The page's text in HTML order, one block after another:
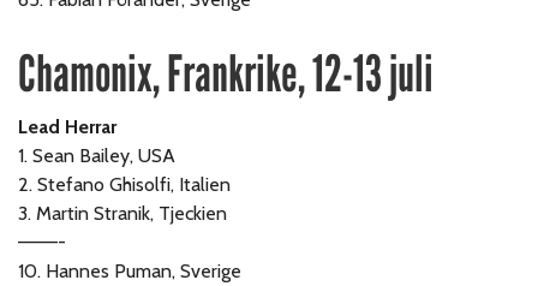
Chamonix, Frankrike, 12-13 juli
Lead Herrar
1. Sean Bailey, USA
2. Stefano Ghisolfi, Italien
3. Martin Stranik, Tjeckien
———-
10. Hannes Puman, Sverige